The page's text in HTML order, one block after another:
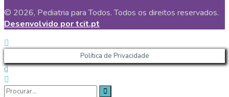
© 2026, Pediatria para Todos. Todos os direitos reservados.
Desenvolvido por tcit.pt
Política de Privacidade